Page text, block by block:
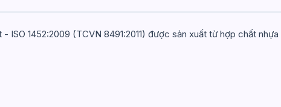
ISO 1452:2009 (TCVN 8491:2011) được sản xuất từ hợp chất